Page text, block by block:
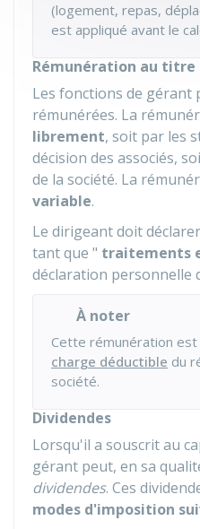
(logement, repas,
est appliqué avant le
Rémunération au titre
Les fonctions de
rémunérées. La
librement, soit par les
décision des associés,
de la société. La
variable.
Le dirigeant doit
tant que " traitements
déclaration personnelle
À noter
Cette rémunération
charge déductible du
société.
Dividendes
Lorsqu'il a souscrit au
gérant peut, en sa
dividendes. Ces
modes d'imposition